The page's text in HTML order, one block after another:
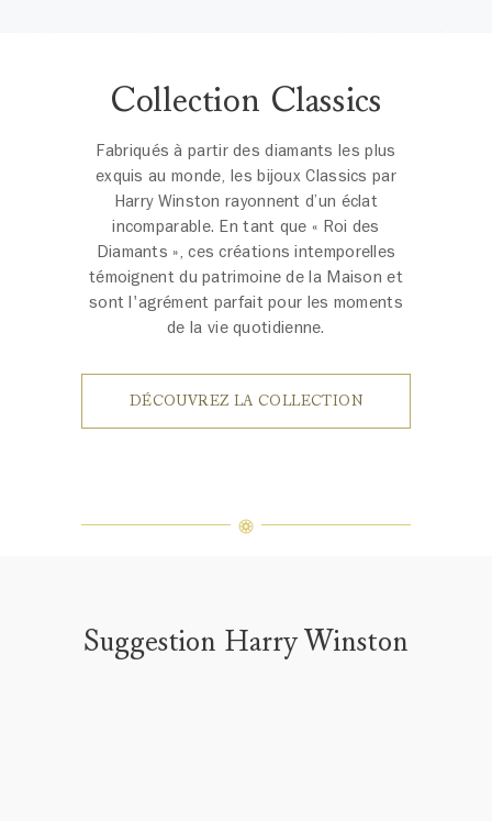
Collection Classics
Fabriqués à partir des diamants les plus
exquis au monde, les bijoux Classics par
Harry Winston rayonnent d’un éclat
incomparable. En tant que « Roi des
Diamants », ces créations intemporelles
témoignent du patrimoine de la Maison et
sont l'agrément parfait pour les moments
de la vie quotidienne.
DÉCOUVREZ LA COLLECTION
Suggestion Harry Winston